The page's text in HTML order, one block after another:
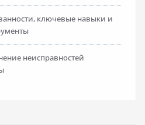
ключевые навыки и
неисправностей